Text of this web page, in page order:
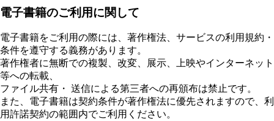
電子書籍のご利用に関して
電子書籍をご利用の際には、著作権法、サービスの利用規約・
条件を遵守する義務があります。
著作権者に無断での複製、改変、展示、上映やインターネット
等への転載、
ファイル共有・ 送信による第三者への再頒布は禁止です。
また、電子書籍は契約条件が著作権法に優先されますので、利
用許諾契約の範囲内でご利用ください。